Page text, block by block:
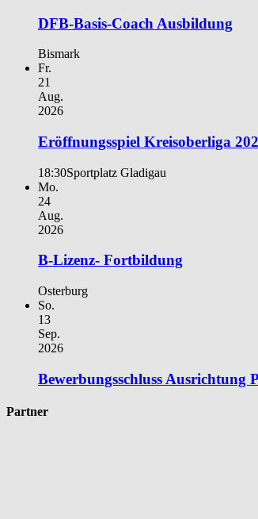
DFB-Basis-Coach Ausbildung
Bismark
Fr.
21
Aug.
2026
Eröffnungsspiel Kreisoberliga
18:30Sportplatz Gladigau
Mo.
24
Aug.
2026
B-Lizenz- Fortbildung
Osterburg
So.
13
Sep.
2026
Bewerbungsschluss Ausrichtung
Partner